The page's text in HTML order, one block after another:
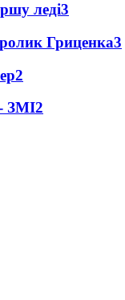
леді3
Гриценка3
2
ЗМІ2